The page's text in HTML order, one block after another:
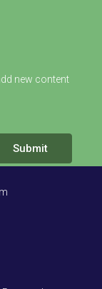
new content
Submit